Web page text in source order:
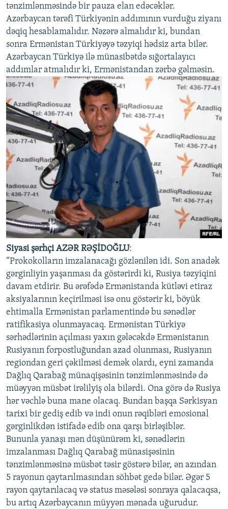
tənzimlənməsində bir pauza elan edəcəklər.
Azərbaycan tərəfi Türkiyənin addımının vurduğu ziyanı
dəqiq hesablamalıdır. Nəzərə almalıdır ki, bundan
sonra Ermənistan Türkiyəyə təzyiqi hədsiz arta bilər.
Azərbaycan Türkiyə ilə münasibətdə sığortalayıcı
addımlar atmalıdır ki, Ermənistandan zərbə gəlməsin.
Siyasi şərhçi AZƏR RƏŞİDOĞLU:
“Prokokolların imzalanacağı gözlənilən idi. Son anadək
gərginliyin yaşanması da göstərirdi ki, Rusiya təzyiqini
davam etdirir. Bu ərəfədə Ermənistanda kütləvi etiraz
aksiyalarının keçirilməsi isə onu göstərir ki, böyük
ehtimalla Ermənistan parlamentində bu sənədlər
ratifikasiya olunmayacaq. Ermənistan Türkiyə
sərhədlərinin açılması yaxın gələcəkdə Ermənistanın
Rusiyanın forpostluğundan azad olunması, Rusiyanın
regiondan geri çəkilməsi demək olardı, eyni zamanda
Dağlıq Qarabağ münaqişəsinin tənzimlənməsində də
müəyyən müsbət irəlilyiş ola bilərdi. Ona görə də Rusiya
hər vəchlə buna mane olacaq. Bundan başqa Sərkisyan
tarixi bir gediş edib və indi onun rəqibləri emosional
gərginlikdən istifadə edib ona qarşı birləşiblər.
Bununla yanaşı mən düşünürəm ki, sənədlərin
imzalanması Dağlıq Qarabağ münasişəsinin
tənzimlənməsinə müsbət təsir göstərə bilər, ən azından
5 rayonun qaytarılmasından söhbət gedə bilər. Əgər 5
rayon qaytarılacaq və status məsələsi sonraya qalacaqsa,
bu artıq Azərbaycanın müyyən mənada uğurudur.